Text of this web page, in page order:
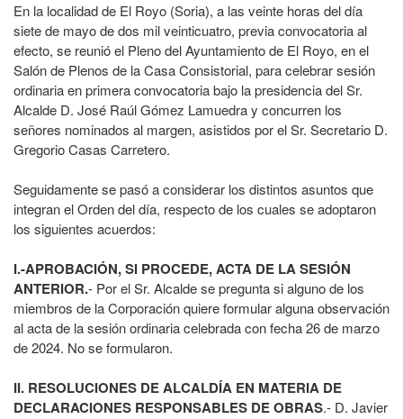
En la localidad de El Royo (Soria), a las veinte horas del día
siete de mayo de dos mil veinticuatro, previa convocatoria al
efecto, se reunió el Pleno del Ayuntamiento de El Royo, en el
Salón de Plenos de la Casa Consistorial, para celebrar sesión
ordinaria en primera convocatoria bajo la presidencia del Sr.
Alcalde D. José Raúl Gómez Lamuedra y concurren los
señores nominados al margen, asistidos por el Sr. Secretario D.
Gregorio Casas Carretero.
Seguidamente se pasó a considerar los distintos asuntos que
integran el Orden del día, respecto de los cuales se adoptaron
los siguientes acuerdos:
I.-APROBACIÓN, SI PROCEDE, ACTA DE LA SESIÓN
ANTERIOR.- Por el Sr. Alcalde se pregunta si alguno de los
miembros de la Corporación quiere formular alguna observación
al acta de la sesión ordinaria celebrada con fecha 26 de marzo
de 2024. No se formularon.
II. RESOLUCIONES DE ALCALDÍA EN MATERIA DE
DECLARACIONES RESPONSABLES DE OBRAS.- D. Javier